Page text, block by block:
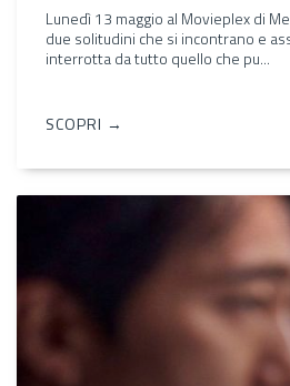
Lunedì 13 maggio al Movieplex di
due solitudini che si incontrano e
interrotta da tutto quello che pu...
SCOPRI →